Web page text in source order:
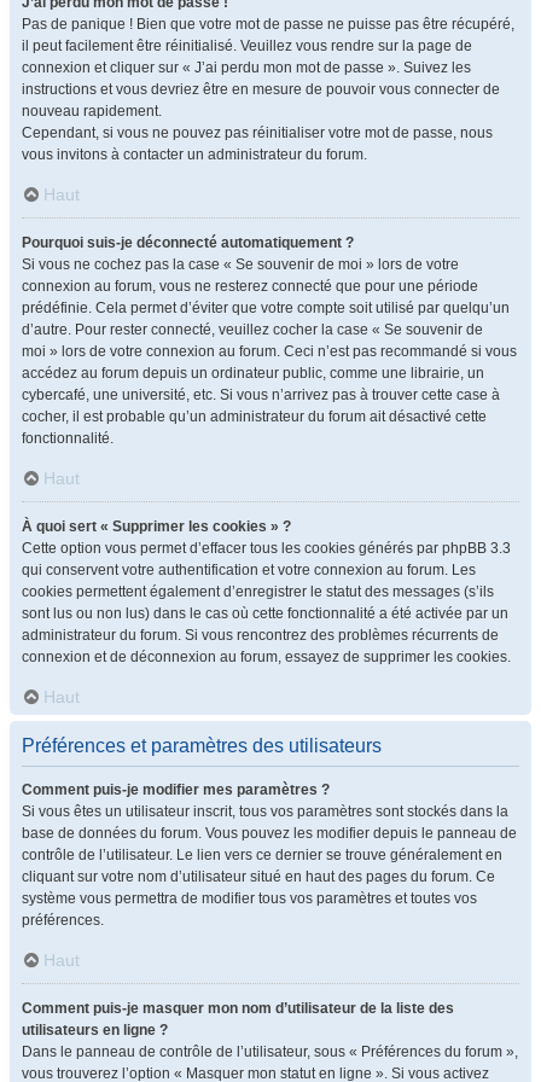
Pas de panique ! Bien que votre mot de passe ne puisse pas être récupéré,
il peut facilement être réinitialisé. Veuillez vous rendre sur la page de
connexion et cliquer sur « J’ai perdu mon mot de passe ». Suivez les
instructions et vous devriez être en mesure de pouvoir vous connecter de
nouveau rapidement.
Cependant, si vous ne pouvez pas réinitialiser votre mot de passe, nous
vous invitons à contacter un administrateur du forum.
Haut
Pourquoi suis-je déconnecté automatiquement ?
Si vous ne cochez pas la case « Se souvenir de moi » lors de votre
connexion au forum, vous ne resterez connecté que pour une période
prédéfinie. Cela permet d’éviter que votre compte soit utilisé par quelqu’un
d’autre. Pour rester connecté, veuillez cocher la case « Se souvenir de
moi » lors de votre connexion au forum. Ceci n’est pas recommandé si vous
accédez au forum depuis un ordinateur public, comme une librairie, un
cybercafé, une université, etc. Si vous n’arrivez pas à trouver cette case à
cocher, il est probable qu’un administrateur du forum ait désactivé cette
fonctionnalité.
Haut
À quoi sert « Supprimer les cookies » ?
Cette option vous permet d’effacer tous les cookies générés par phpBB 3.3
qui conservent votre authentification et votre connexion au forum. Les
cookies permettent également d’enregistrer le statut des messages (s’ils
sont lus ou non lus) dans le cas où cette fonctionnalité a été activée par un
administrateur du forum. Si vous rencontrez des problèmes récurrents de
connexion et de déconnexion au forum, essayez de supprimer les cookies.
Haut
Préférences et paramètres des utilisateurs
Comment puis-je modifier mes paramètres ?
Si vous êtes un utilisateur inscrit, tous vos paramètres sont stockés dans la
base de données du forum. Vous pouvez les modifier depuis le panneau de
contrôle de l’utilisateur. Le lien vers ce dernier se trouve généralement en
cliquant sur votre nom d’utilisateur situé en haut des pages du forum. Ce
système vous permettra de modifier tous vos paramètres et toutes vos
préférences.
Haut
Comment puis-je masquer mon nom d’utilisateur de la liste des
utilisateurs en ligne ?
Dans le panneau de contrôle de l’utilisateur, sous « Préférences du forum »,
vous trouverez l’option « Masquer mon statut en ligne ». Si vous activez